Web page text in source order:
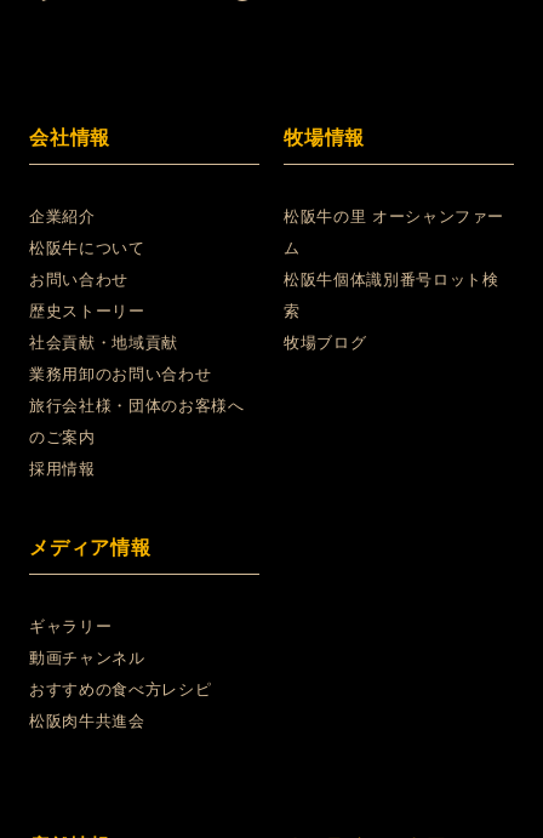
会社情報
企業紹介
松阪牛について
お問い合わせ
歴史ストーリー
社会貢献・地域貢献
業務用卸のお問い合わせ
旅行会社様・団体のお客様へ
のご案内
採用情報
メディア情報
ギャラリー
動画チャンネル
おすすめの食べ方レシピ
松阪肉牛共進会
牧場情報
松阪牛の里 オーシャンファー
ム
松阪牛個体識別番号ロット検
索
牧場ブログ